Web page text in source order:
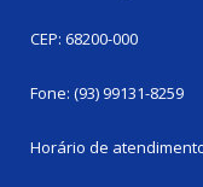
CEP: 68200-000
Fone: (93) 99131-8259
Horário de